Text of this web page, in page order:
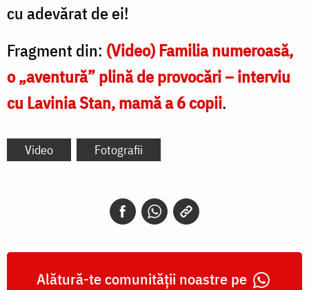
cu adevărat de ei!
Fragment din: (Video) Familia numeroasă,
o „aventură” plină de provocări – interviu
cu Lavinia Stan, mamă a 6 copii.
Video Fotografii
Alătură-te comunității noastre pe